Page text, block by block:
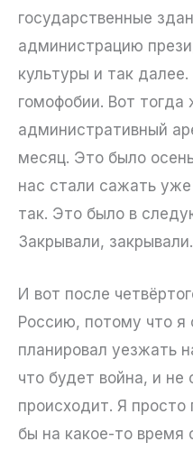
государственные
администрацию
культуры и так
гомофобии. Вот
административный
месяц. Это было
нас стали сажать
так. Это было в
Закрывали, закрывали.
И вот после
Россию, потому что я
планировал уезжать
что будет война, и
происходит. Я просто
бы на какое-то время